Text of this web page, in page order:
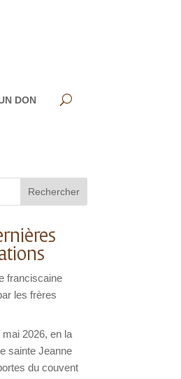
DON
Rechercher
franciscaine
les frères
2026, en la
sainte Jeanne
du couvent